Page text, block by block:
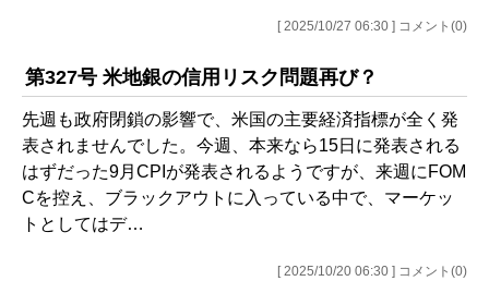
[ 2025/10/27 06:30 ] コメント(0)
第327号 米地銀の信用リスク問題再び？
先週も政府閉鎖の影響で、米国の主要経済指標が全く発
表されませんでした。今週、本来なら15日に発表される
はずだった9月CPIが発表されるようですが、来週にFOM
Cを控え、ブラックアウトに入っている中で、マーケッ
トとしてはデ…
[ 2025/10/20 06:30 ] コメント(0)